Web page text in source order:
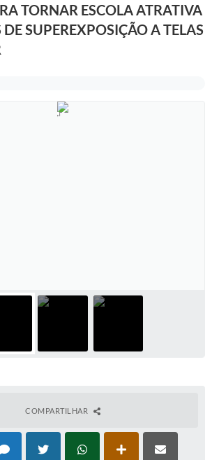
TORNAR ESCOLA ATRATIVA
SUPEREXPOSIÇÃO A TELAS
COMPARTILHAR